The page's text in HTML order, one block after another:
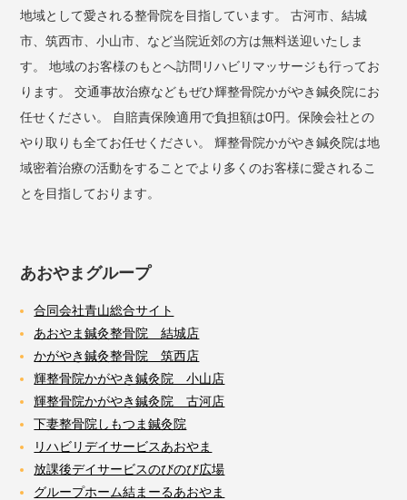
地域として愛される整骨院を目指しています。 古河市、結城
市、筑西市、小山市、など当院近郊の方は無料送迎いたしま
す。 地域のお客様のもとへ訪問リハビリマッサージも行ってお
ります。 交通事故治療などもぜひ輝整骨院かがやき鍼灸院にお
任せください。 自賠責保険適用で負担額は0円。保険会社との
やり取りも全てお任せください。 輝整骨院かがやき鍼灸院は地
域密着治療の活動をすることでより多くのお客様に愛されるこ
とを目指しております。
あおやまグループ
合同会社青山総合サイト
あおやま鍼灸整骨院 結城店
かがやき鍼灸整骨院 筑西店
輝整骨院かがやき鍼灸院 小山店
輝整骨院かがやき鍼灸院 古河店
下妻整骨院しもつま鍼灸院
リハビリデイサービスあおやま
放課後デイサービスのびのび広場
グループホーム結まーるあおやま